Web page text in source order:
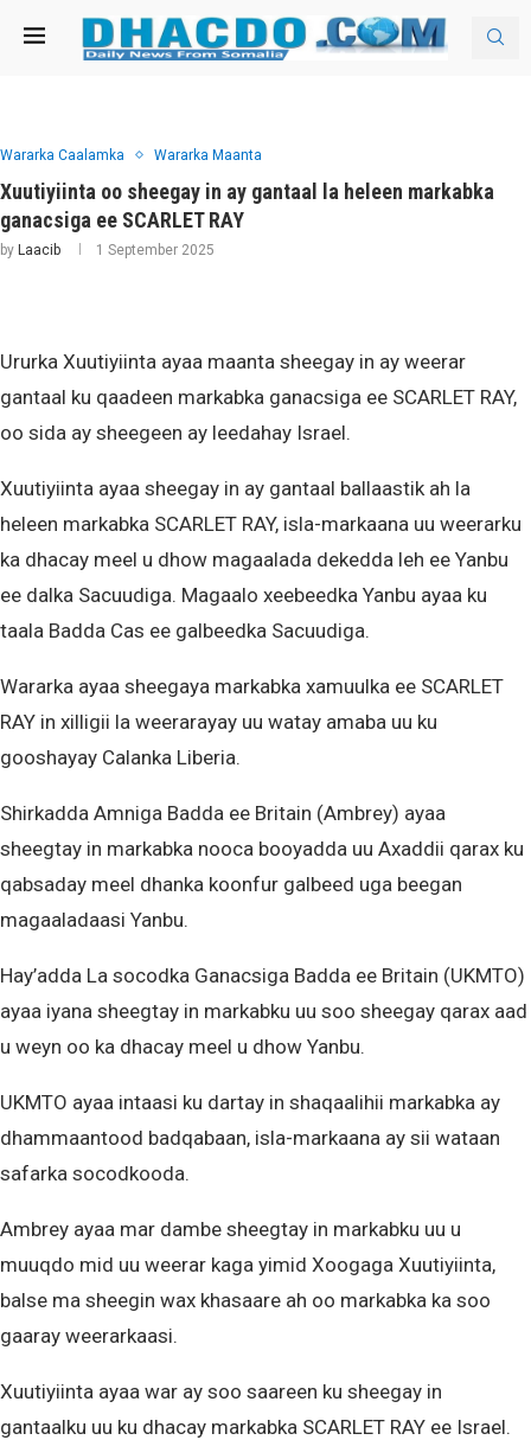
Wararka Caalamka Wararka Maanta
Xuutiyiinta oo sheegay in ay gantaal la heleen markabka
ganacsiga ee SCARLET RAY
by Laacib 1 September 2025
Ururka Xuutiyiinta ayaa maanta sheegay in ay weerar
gantaal ku qaadeen markabka ganacsiga ee SCARLET RAY,
oo sida ay sheegeen ay leedahay Israel.
Xuutiyiinta ayaa sheegay in ay gantaal ballaastik ah la
heleen markabka SCARLET RAY, isla-markaana uu weerarku
ka dhacay meel u dhow magaalada dekedda leh ee Yanbu
ee dalka Sacuudiga. Magaalo xeebeedka Yanbu ayaa ku
taala Badda Cas ee galbeedka Sacuudiga.
Wararka ayaa sheegaya markabka xamuulka ee SCARLET
RAY in xilligii la weerarayay uu watay amaba uu ku
gooshayay Calanka Liberia.
Shirkadda Amniga Badda ee Britain (Ambrey) ayaa
sheegtay in markabka nooca booyadda uu Axaddii qarax ku
qabsaday meel dhanka koonfur galbeed uga beegan
magaaladaasi Yanbu.
Hay’adda La socodka Ganacsiga Badda ee Britain (UKMTO)
ayaa iyana sheegtay in markabku uu soo sheegay qarax aad
u weyn oo ka dhacay meel u dhow Yanbu.
UKMTO ayaa intaasi ku dartay in shaqaalihii markabka ay
dhammaantood badqabaan, isla-markaana ay sii wataan
safarka socodkooda.
Ambrey ayaa mar dambe sheegtay in markabku uu u
muuqdo mid uu weerar kaga yimid Xoogaga Xuutiyiinta,
balse ma sheegin wax khasaare ah oo markabka ka soo
gaaray weerarkaasi.
Xuutiyiinta ayaa war ay soo saareen ku sheegay in
gantaalku uu ku dhacay markabka SCARLET RAY ee Israel.